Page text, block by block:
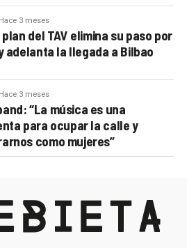
Hace 3 meses
del TAV elimina su paso por
adelanta la llegada a Bilbao
Hace 3 meses
“La música es una
para ocupar la calle y
como mujeres”